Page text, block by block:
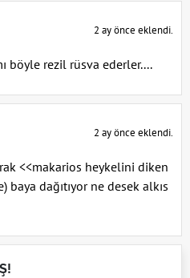
2 ay önce eklendi.
böyle rezil rüsva ederler....
2 ay önce eklendi.
<<makarios heykelini diken
dağıtıyor ne desek alkıs